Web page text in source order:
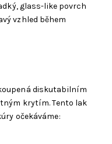
glass-like povrch
vzhled během
diskutabilním
krytím. Tento lak
očekáváme: